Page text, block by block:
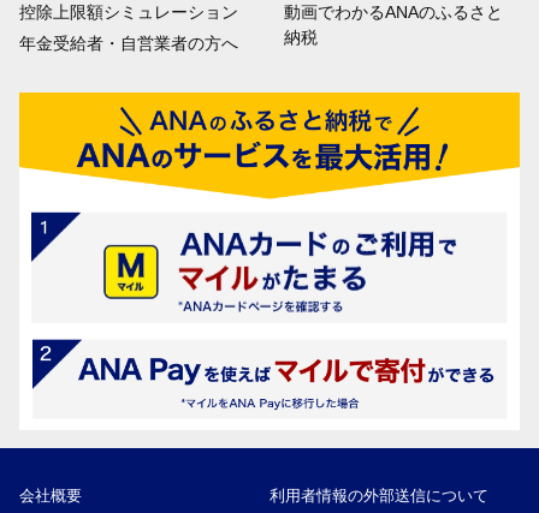
控除上限額シミュレーション
年金受給者・自営業者の方へ
動画でわかるANAのふるさと
納税
会社概要 利用者情報の外部送信について